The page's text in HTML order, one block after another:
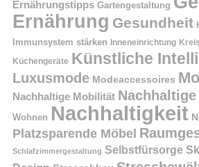
Ernährungstipps Gartengestaltung
Ernährung Gesundheit
Immunsystem stärken Inneneinrichtung
Küchengeräte Künstliche
Luxusmode Modeaccessoires
Nachhaltige Mobilität
Wohnen Nachhaltigkeit
Platzsparende Möbel
Schlafzimmergestaltung Selbstfürsorge